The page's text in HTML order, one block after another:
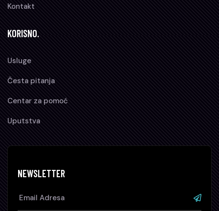
Kontakt
KORISNO.
Usluge
Česta pitanja
Centar za pomoć
Uputstva
NEWSLETTER